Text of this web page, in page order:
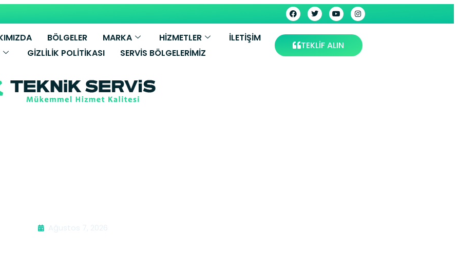
BÖLGELER MARKA HİZMETLER
İLETIŞIM
GIZLILIK POLITIKASI SERVIS BÖLGELERIMIZ
TEKLİF ALIN
Ağustos 7, 2026